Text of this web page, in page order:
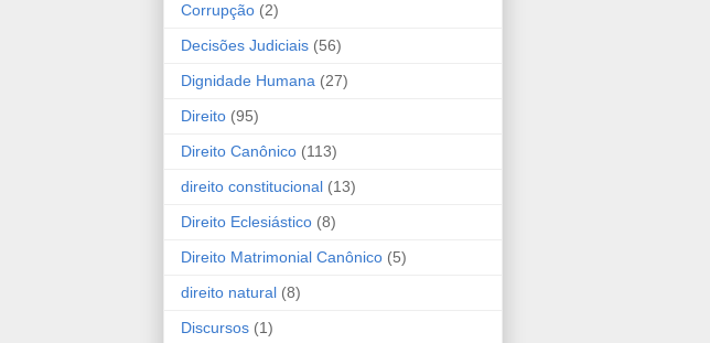
Corrupção (2)
Decisões Judiciais (56)
Dignidade Humana (27)
Direito (95)
Direito Canônico (113)
direito constitucional (13)
Direito Eclesiástico (8)
Direito Matrimonial Canônico (5)
direito natural (8)
Discursos (1)